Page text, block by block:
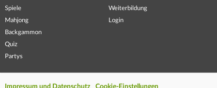
Spiele
Mahjong
Backgammon
Quiz
Partys
Weiterbildung
Login